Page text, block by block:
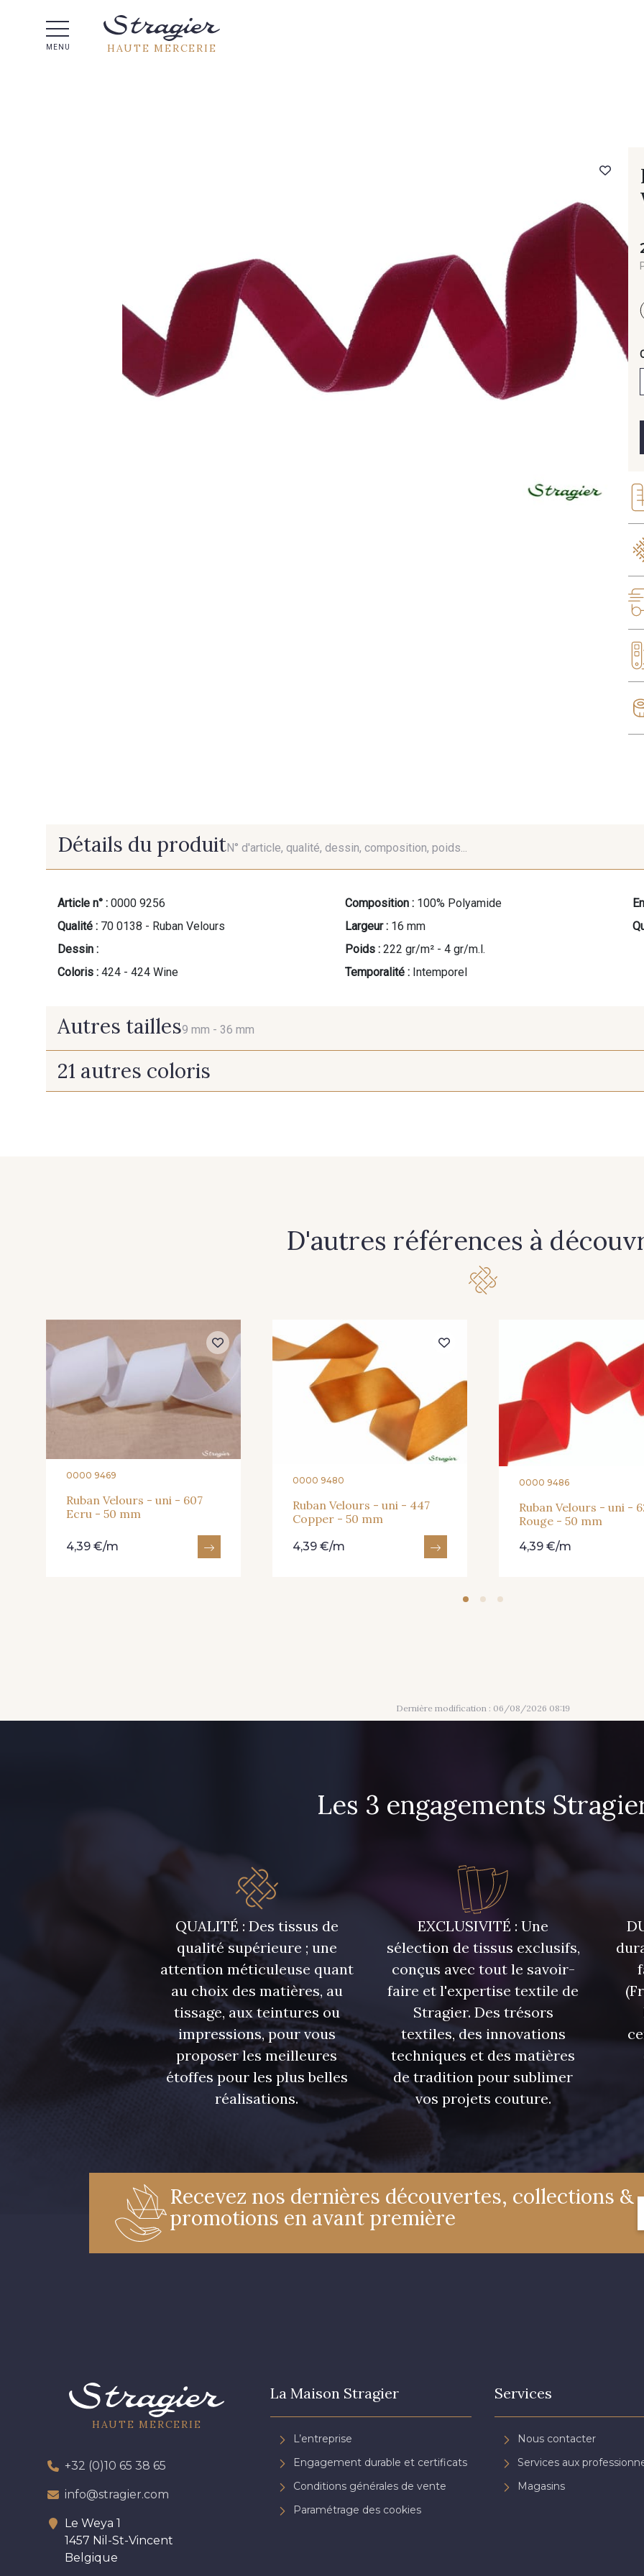
MENU HAUTE MERCERIE
Détails du produitN° d'article, qualité, dessin, composition, poids...
Article n° : 0000 9256
Qualité : 70 0138 - Ruban Velours
Dessin :
Coloris : 424 - 424 Wine
Composition : 100% Polyamide
Largeur : 16 mm
Poids : 222 gr/m² - 4 gr/m.l.
Temporalité : Intemporel
Autres tailles9 mm - 36 mm
9 mm
21 autres coloris
D'autres références à
0000 9469
Ruban Velours - uni - 607
Ecru - 50 mm
4,39 €/m
0000 9480
Ruban Velours - uni - 447
Copper - 50 mm
4,39 €/m
0000 9486
Ruban Velours - uni -
Rouge - 50 mm
4,39 €/m
Dernière modification : 06/08/2026 08:19
Les 3 engagements
QUALITÉ : Des tissus de
qualité supérieure ; une
attention méticuleuse quant
au choix des matières, au
tissage, aux teintures ou
impressions, pour vous
proposer les meilleures
étoffes pour les plus belles
réalisations.
EXCLUSIVITÉ : Une
sélection de tissus exclusifs,
conçus avec tout le savoir-
faire et l'expertise textile de
Stragier. Des trésors
textiles, des innovations
techniques et des matières
de tradition pour sublimer
vos projets couture.
Recevez nos dernières découvertes, collections &
promotions en avant première
HAUTE MERCERIE
+32 (0)10 65 38 65
info@stragier.com
Le Weya 1
1457 Nil-St-Vincent
Belgique
La Maison Stragier
L’entreprise
Engagement durable et certificats
Conditions générales de vente
Paramétrage des cookies
Services
Nous contacter
Services aux
Magasins